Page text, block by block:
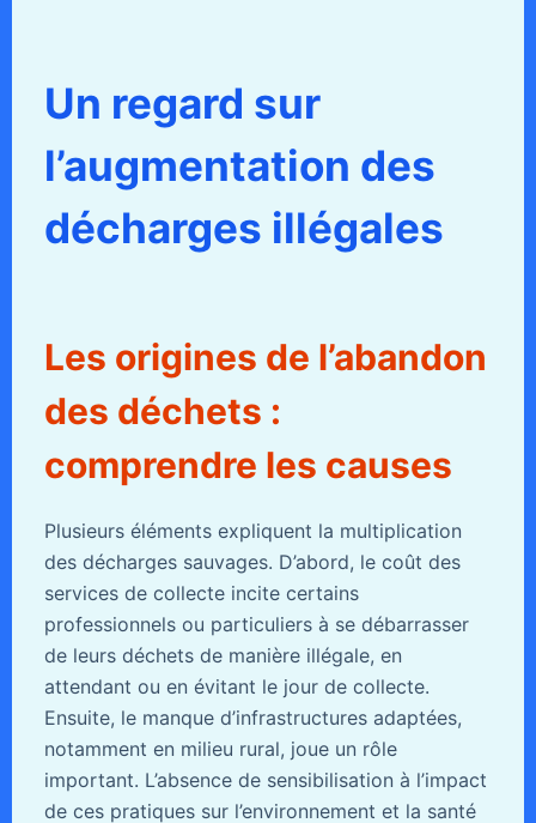
Un regard sur
l’augmentation des
décharges illégales
Les origines de l’abandon
des déchets :
comprendre les causes
Plusieurs éléments expliquent la multiplication
des décharges sauvages. D’abord, le coût des
services de collecte incite certains
professionnels ou particuliers à se débarrasser
de leurs déchets de manière illégale, en
attendant ou en évitant le jour de collecte.
Ensuite, le manque d’infrastructures adaptées,
notamment en milieu rural, joue un rôle
important. L’absence de sensibilisation à l’impact
de ces pratiques sur l’environnement et la santé